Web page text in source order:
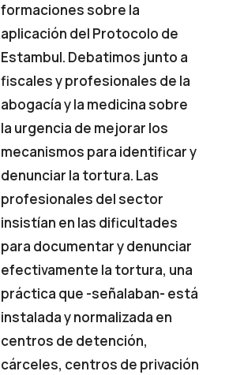
formaciones sobre la
aplicación del Protocolo de
Estambul. Debatimos junto a
fiscales y profesionales de la
abogacía y la medicina sobre
la urgencia de mejorar los
mecanismos para identificar y
denunciar la tortura. Las
profesionales del sector
insistían en las dificultades
para documentar y denunciar
efectivamente la tortura, una
práctica que -señalaban- está
instalada y normalizada en
centros de detención,
cárceles, centros de privación